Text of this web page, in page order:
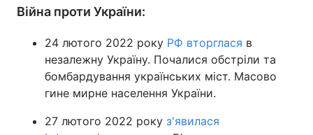
Війна проти України:
24 лютого 2022 року РФ вторглася в
незалежну Україну. Почалися обстріли та
бомбардування українських міст. Масово
гине мирне населення України.
27 лютого 2022 року з'явилася